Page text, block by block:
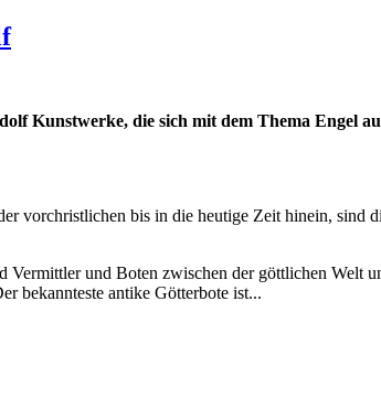
Kunstwerke, die sich mit dem Thema Engel
vorchristlichen bis in die heutige Zeit hinein, sind
und Boten zwischen der göttlichen Welt
bekannteste antike Götterbote ist...